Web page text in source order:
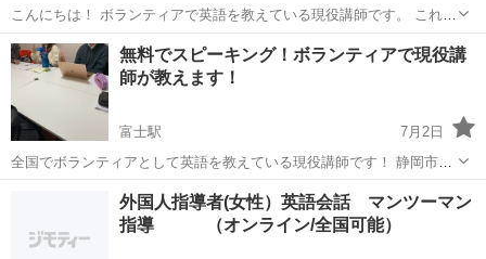
こんにちは！ ボランティアで英語を教えている現役講師です。 これま
で約1年ちょっと、全国で対面、オンラインにてボランティアとして教
えてきました！ 地元の富士市に戻ってきた今、静岡全域でボランティ
アをしたいと思い...
静岡 掛川市 掛川駅 英会話 無料
無料でスピーキング！ボランティアで現役講
師が教えます！
富士駅
7月2日
全国でボランティアとして英語を教えている現役講師です！ 静岡市、
また富士市にて、プレゼンテーションやディスカッションをしながら
スピーキング力(主にpublic speaking)を伸ばすレッスンをしたいと思い
富士駅 英会話 スピーキング
外国人指導者(女性）英語会話 マンツーマン
指導 （オンライン/全国可能）